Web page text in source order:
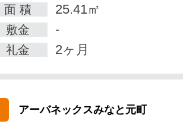
面 積 25.41㎡
敷金 -
礼金 2ヶ月
アーバネックスみなと元町